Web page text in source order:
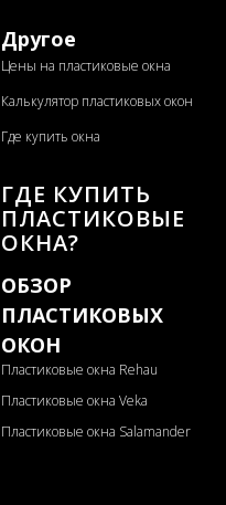
Другое
Цены на пластиковые окна
Калькулятор пластиковых окон
Где купить окна
ГДЕ КУПИТЬ
ПЛАСТИКОВЫЕ
ОКНА?
ОБЗОР
ПЛАСТИКОВЫХ
ОКОН
Пластиковые окна Rehau
Пластиковые окна Veka
Пластиковые окна Salamander